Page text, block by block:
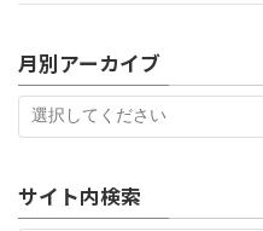
月別アーカイブ
サイト内検索